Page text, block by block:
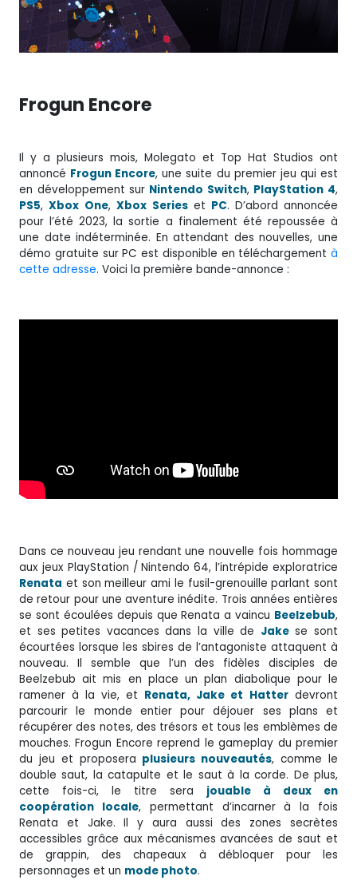
Frogun Encore
Il y a plusieurs mois, Molegato et Top Hat Studios ont
annoncé Frogun Encore, une suite du premier jeu qui est
en développement sur Nintendo Switch, PlayStation 4,
PS5, Xbox One, Xbox Series et PC. D’abord annoncée
pour l’été 2023, la sortie a finalement été repoussée à
une date indéterminée. En attendant des nouvelles, une
démo gratuite sur PC est disponible en téléchargement à
cette adresse. Voici la première bande-annonce :
Dans ce nouveau jeu rendant une nouvelle fois hommage
aux jeux PlayStation / Nintendo 64, l’intrépide exploratrice
Renata et son meilleur ami le fusil-grenouille parlant sont
de retour pour une aventure inédite. Trois années entières
se sont écoulées depuis que Renata a vaincu Beelzebub,
et ses petites vacances dans la ville de Jakese sont
écourtées lorsque les sbires de l’antagoniste attaquent à
nouveau. Il semble que l’un des fidèles disciples de
Beelzebub ait mis en place un plan diabolique pour le
ramener à la vie, et Renata, Jake et Hatter devront
parcourir le monde entier pour déjouer ses plans et
récupérer des notes, des trésors et tous les emblèmes de
mouches. Frogun Encore reprend le gameplay du premier
du jeu et proposera plusieurs nouveautés, comme le
double saut, la catapulte et le saut à la corde. De plus,
cette fois-ci, le titre sera jouable à deux en
coopération locale, permettant d’incarner à la fois
Renata et Jake. Il y aura aussi des zones secrètes
accessibles grâce aux mécanismes avancées de saut et
de grappin, des chapeaux à débloquer pour les
personnages et un mode photo.